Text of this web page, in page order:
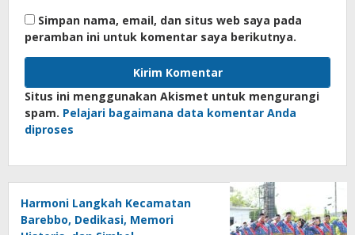
Simpan nama, email, dan situs web saya pada
peramban ini untuk komentar saya berikutnya.
Situs ini menggunakan Akismet untuk mengurangi
spam. Pelajari bagaimana data komentar Anda
diproses
Harmoni Langkah Kecamatan
Barebbo, Dedikasi, Memori